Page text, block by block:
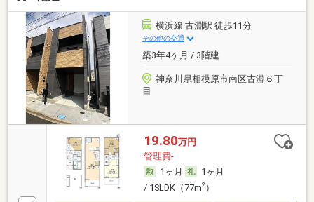
横浜線 古淵駅 徒歩11分
その他の交通
築3年4ヶ月 / 3階建
神奈川県相模原市南区古淵６丁
目
19.80万円
管理費-
1ヶ月
1ヶ月
/ 1SLDK（77m2）